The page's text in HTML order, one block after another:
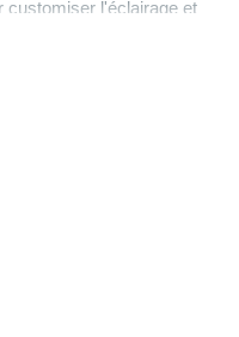
customiser l'éclairage et